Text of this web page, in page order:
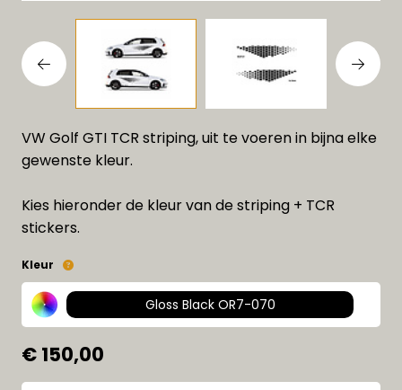
VW Golf GTI TCR striping, uit te voeren in bijna elke
gewenste kleur.
Kies hieronder de kleur van de striping + TCR
stickers.
Kleur
Gloss Black OR7-070
€ 150,00